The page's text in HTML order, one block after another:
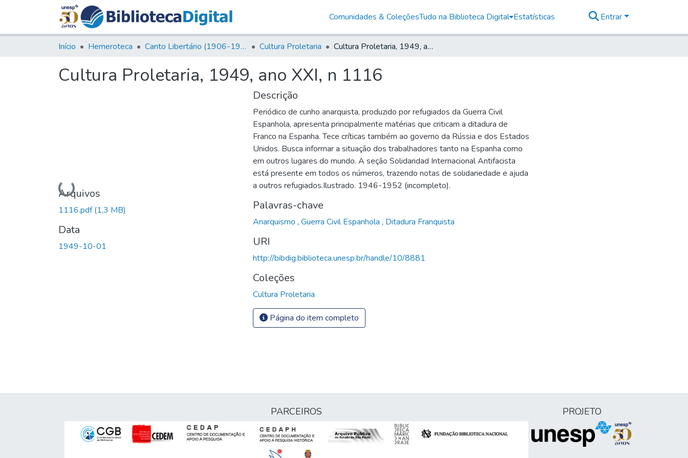
Comunidades & ColeçõesTudo na Biblioteca Digital Estatísticas Entrar
Início Hemeroteca Canto Libertário (1906-1995) Cultura Proletaria Cultura Proletaria, 1949, ano XXI, n 1116
Cultura Proletaria, 1949, ano XXI, n 1116
Carregando...
Arquivos
1116.pdf(1,3 MB)
Data
1949-10-01
Descrição
Periódico de cunho anarquista, produzido por refugiados da Guerra Civil
Espanhola, apresenta principalmente matérias que criticam a ditadura de
Franco na Espanha. Tece críticas também ao governo da Rússia e dos Estados
Unidos. Busca informar a situação dos trabalhadores tanto na Espanha como
em outros lugares do mundo. A seção Solidaridad Internacional Antifacista
está presente em todos os números, trazendo notas de solidariedade e ajuda
a outros refugiados.Ilustrado. 1946-1952 (incompleto).
Palavras-chave
Anarquismo , Guerra Civil Espanhola , Ditadura Franquista
URI
http://bibdig.biblioteca.unesp.br/handle/10/8881
Coleções
Cultura Proletaria
Página do item completo
PARCEIROS PROJETO